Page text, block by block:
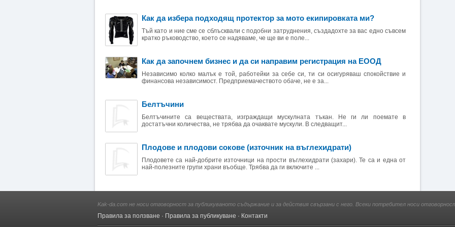
Как да избера подходящ протектор за мото екипировката ми?
Тъй като и ние сме се сблъсквали с подобни затруднения, създадохте за вас едно съвсем
кратко ръководство, което се надяваме, че ще ви е поле...
Как да започнем бизнес и да си направим регистрация на ЕООД
Независимо колко малък е той, работейки за себе си, ти си осигуряваш спокойствие и
финансова независимост. Предприемачеството обаче, не е за...
Белтъчини
Белтъчините са веществата, изграждащи мускулната тъкан. Не ги ли поемате в
достатъчни количества, не трябва да очаквате мускули. В следващит...
Плодове и плодови сокове (източник на въглехидрати)
Плодовете са най-добрите източници на прости въглехидрати (захари). Те са и една от
най-полезните групи храни въобще. Трябва да ги включите ...
Kak-da.com не носи отговорност за публикуваното съдържание и за действия свързани с него. Всеки потребител носи
Правила за ползване · Правила за публикуване · Контакти